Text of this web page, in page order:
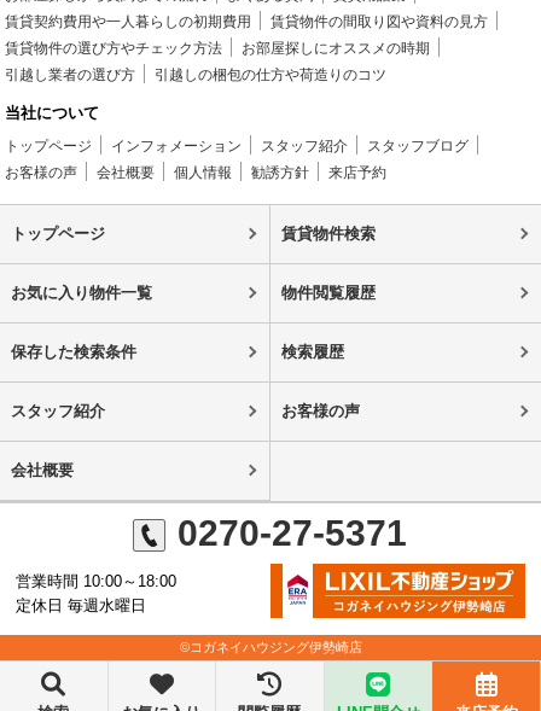
賃貸契約費用や一人暮らしの初期費用
賃貸物件の間取り図や資料の見方
賃貸物件の選び方やチェック方法
お部屋探しにオススメの時期
引越し業者の選び方
引越しの梱包の仕方や荷造りのコツ
当社について
トップページ インフォメーション スタッフ紹介
スタッフブログ
お客様の声
会社概要 個人情報 勧誘方針 来店予約
トップページ 賃貸物件検索
お気に入り物件一覧 物件閲覧履歴
保存した検索条件 検索履歴
スタッフ紹介 お客様の声
会社概要
0270-27-5371
営業時間 10:00～18:00
定休日 毎週水曜日
©コガネイハウジング伊勢崎店